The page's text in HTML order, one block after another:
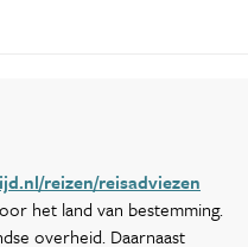
reizen/reisadviezen
het land van bestemming.
overheid. Daarnaast